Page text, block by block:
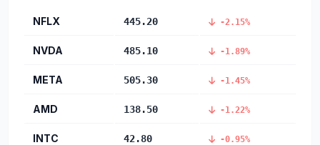
NFLX 445.20 -2.15%
NVDA 485.10 -1.89%
META 505.30 -1.45%
AMD 138.50 -1.22%
INTC 42.80 -0.95%